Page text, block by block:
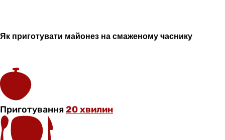
Як приготувати майонез на смаженому часнику
Приготування20 хвилин